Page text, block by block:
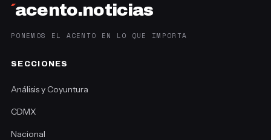
´acento.noticias
PONEMOS EL ACENTO EN LO QUE IMPORTA
SECCIONES
Análisis y Coyuntura
CDMX
Nacional